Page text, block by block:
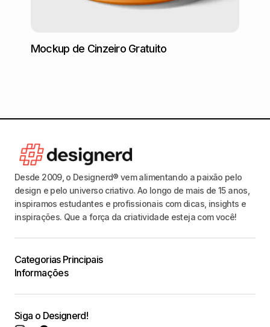
Mockup de Cinzeiro Gratuito
Desde 2009, o Designerd® vem alimentando a paixão pelo
design e pelo universo criativo. Ao longo de mais de 15 anos,
inspiramos estudantes e profissionais com dicas, insights e
inspirações. Que a força da criatividade esteja com você!
Categorias Principais
Informações
Siga o Designerd!